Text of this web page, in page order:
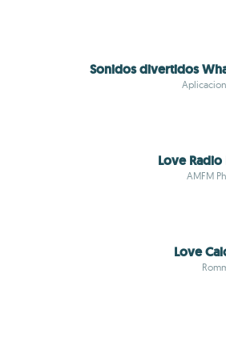
Sonidos divertidos
Love Radio
AMFM
Love